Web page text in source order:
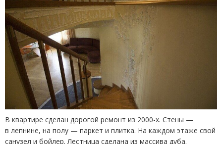
В квартире сделан дорогой ремонт из 2000-х. Стены —
в лепнине, на полу — паркет и плитка. На каждом этаже свой
санузел и бойлер. Лестница сделана из массива дуба.